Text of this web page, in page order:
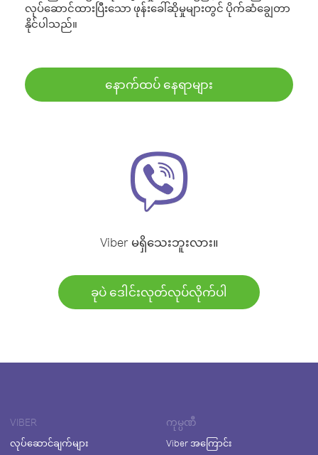
လုပ်ဆောင်ထားပြီးသော ဖုန်းခေါ်ဆိုမှုများတွင် ပိုက်ဆံချွေတာ
နိုင်ပါသည်။
နောက်ထပ် နေရာများ
Viber မရှိသေးဘူးလား။
ခုပဲ ဒေါင်းလုတ်လုပ်လိုက်ပါ
VIBER
လုပ်ဆောင်ချက်များ
ကုမ္ပဏီ
Viber အကြောင်း